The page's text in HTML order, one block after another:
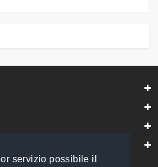
servizio possibile il